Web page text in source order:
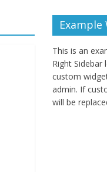
Example
This is an
Right Sidebar
custom
admin. If
will be